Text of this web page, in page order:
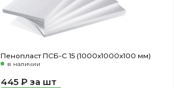
Пенопласт ПСБ-С 15 (1000х1000х100 мм)
в наличии
445 ₽ за шт